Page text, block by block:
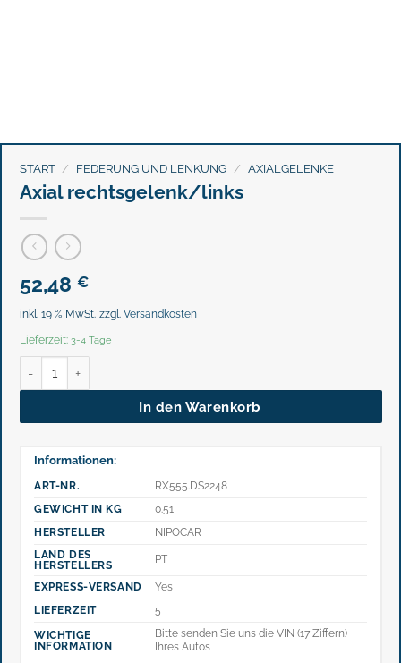
START / FEDERUNG UND LENKUNG / AXIALGELENKE
Axial rechtsgelenk/links
52,48 €
inkl. 19 % MwSt. zzgl. Versandkosten
Lieferzeit: 3-4 Tage
In den Warenkorb
Informationen:
ART-NR.
RX555.DS2248
GEWICHT IN KG
0.51
HERSTELLER
NIPOCAR
LAND DES
HERSTELLERS
PT
EXPRESS-VERSAND
Yes
LIEFERZEIT
5
WICHTIGE
INFORMATION
Bitte senden Sie uns die VIN (17 Ziffern)
Ihres Autos